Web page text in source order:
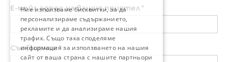
Е-мейл адрес на вашия приятел*
Съобщение *
Ние използваме бисквитки, за да
персонализираме съдържанието,
рекламите и да анализираме нашия
трафик. Също така споделяме
информация за използването на нашия
сайт от ваша страна с нашите партньори